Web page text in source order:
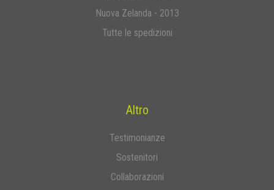
Nuova Zelanda - 2013
Tutte le spedizioni
Altro
Testimonianze
Sostenitori
Collaborazioni